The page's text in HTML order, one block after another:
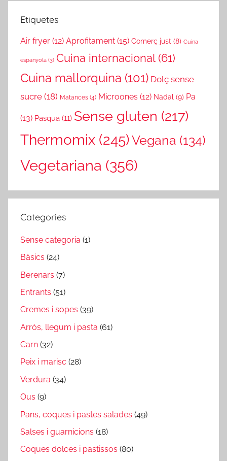
Etiquetes
Air fryer (12) Aprofitament (15) Comerç just (8) Cuina
espanyola (3) Cuina internacional(61)
Cuina mallorquina (101) Dolç sense
sucre (18) Matances (4) Microones (12) Nadal (9) Pa
(13) Pasqua (11) Sense gluten (217)
Thermomix (245)Vegana (134)
Vegetariana (356)
Categories
Sense categoria (1)
Bàsics (24)
Berenars (7)
Entrants (51)
Cremes i sopes (39)
Arròs, llegum i pasta (61)
Carn (32)
Peix i marisc (28)
Verdura (34)
Ous (9)
Pans, coques i pastes salades (49)
Salses i guarnicions (18)
Coques dolces i pastissos (80)